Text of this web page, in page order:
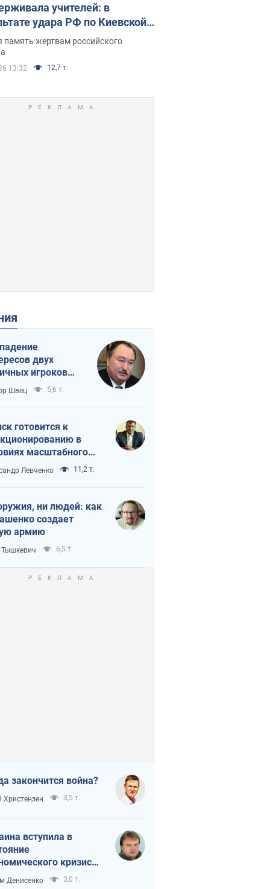
учителей: в
удара РФ по Киевской
погибли директор
лицея, её муж и внук
память жертвам российского
13:32 12,7 т.
двух
игроков
тайный план
и Путина?
Швец 5,6 т.
готовится к
в
масштабного
кризиса
Левченко 11,2 т.
ни людей: как
создает
армию
Тышкевич 6,5 т.
закончится война?
Христензен 3,5 т.
вступила в
кризиса.
ли свет в конце
Денисенко 3,0 т.